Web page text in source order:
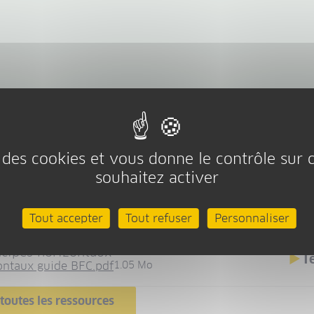
des principes horizontaux
horizontaux
guide BFC.pdf1.05 Mo
les ressources
cookies et vous donne le contrôle sur
souhaitez activer
Tout accepter Tout refuser Personnaliser